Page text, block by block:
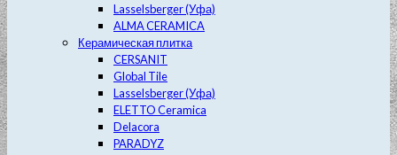
Lasselsberger (Уфа)
ALMA CERAMICA
Керамическая плитка
CERSANIT
Global Tile
Lasselsberger (Уфа)
ELETTO Ceramica
Delacora
PARADYZ